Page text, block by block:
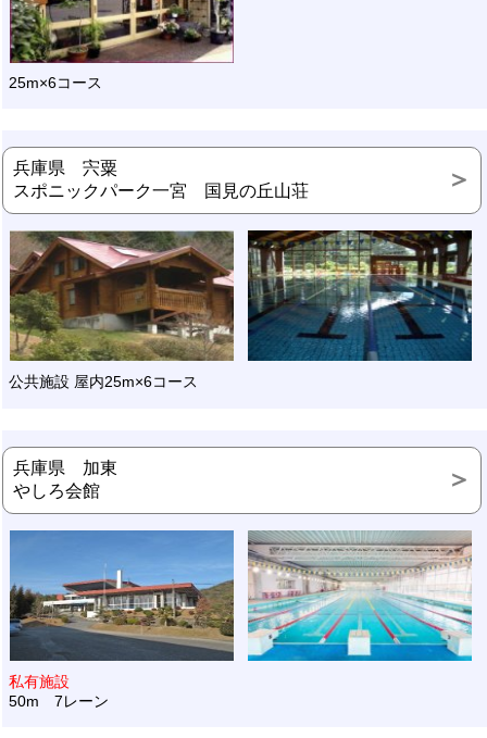
25m×6コース
兵庫県 宍粟
スポニックパーク一宮 国見の丘山荘
公共施設 屋内25m×6コース
兵庫県 加東
やしろ会館
私有施設
50m 7レーン